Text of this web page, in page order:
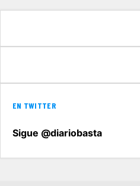
EN TWITTER
Sigue @diariobasta